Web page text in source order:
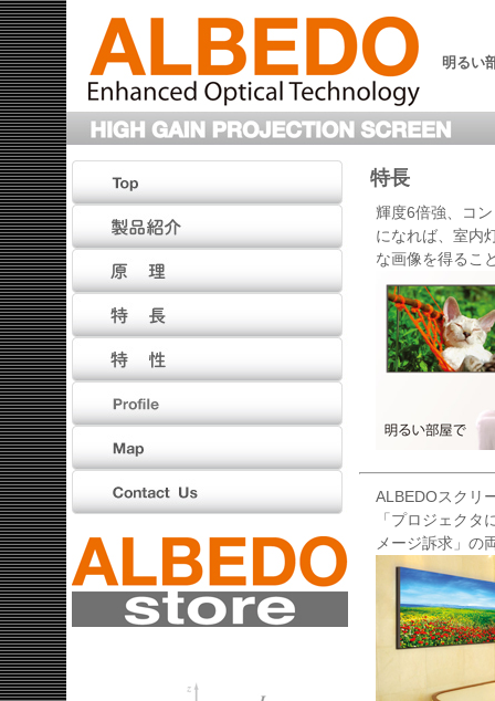
明るい
特長
輝度6倍強、コ
になれば、室内
な画像を得るこ
ALBEDOスクリ
「プロジェク
メージ訴求」の